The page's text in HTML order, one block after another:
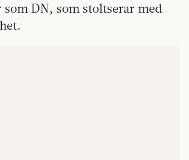
DN, som stoltserar med